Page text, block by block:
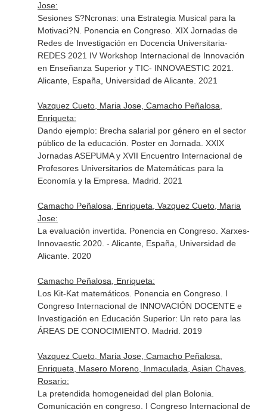
Jose:
Sesiones S?Ncronas: una Estrategia Musical para la
Motivaci?N. Ponencia en Congreso. XIX Jornadas de
Redes de Investigación en Docencia Universitaria-
REDES 2021 IV Workshop Internacional de Innovación
en Enseñanza Superior y TIC- INNOVAESTIC 2021.
Alicante, España, Universidad de Alicante. 2021
Vazquez Cueto, Maria Jose, Camacho Peñalosa,
Enriqueta:
Dando ejemplo: Brecha salarial por género en el sector
público de la educación. Poster en Jornada. XXIX
Jornadas ASEPUMA y XVII Encuentro Internacional de
Profesores Universitarios de Matemáticas para la
Economía y la Empresa. Madrid. 2021
Camacho Peñalosa, Enriqueta, Vazquez Cueto, Maria
Jose:
La evaluación invertida. Ponencia en Congreso. Xarxes-
Innovaestic 2020. - Alicante, España, Universidad de
Alicante. 2020
Camacho Peñalosa, Enriqueta:
Los Kit-Kat matemáticos. Ponencia en Congreso. I
Congreso Internacional de INNOVACIÓN DOCENTE e
Investigación en Educación Superior: Un reto para las
ÁREAS DE CONOCIMIENTO. Madrid. 2019
Vazquez Cueto, Maria Jose, Camacho Peñalosa,
Enriqueta, Masero Moreno, Inmaculada, Asian Chaves,
Rosario:
La pretendida homogeneidad del plan Bolonia.
Comunicación en congreso. I Congreso Internacional de